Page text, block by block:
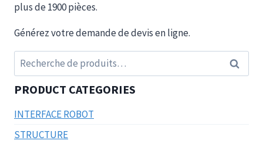
plus de 1900 pièces.
Générez votre demande de devis en ligne.
Recherche
pour :
PRODUCT CATEGORIES
INTERFACE ROBOT
STRUCTURE